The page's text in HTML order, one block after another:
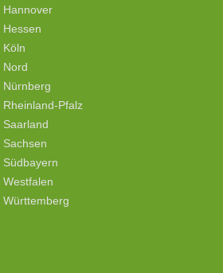
Hannover
Hessen
Köln
Nord
Nürnberg
Rheinland-Pfalz
Saarland
Sachsen
Südbayern
Westfalen
Württemberg